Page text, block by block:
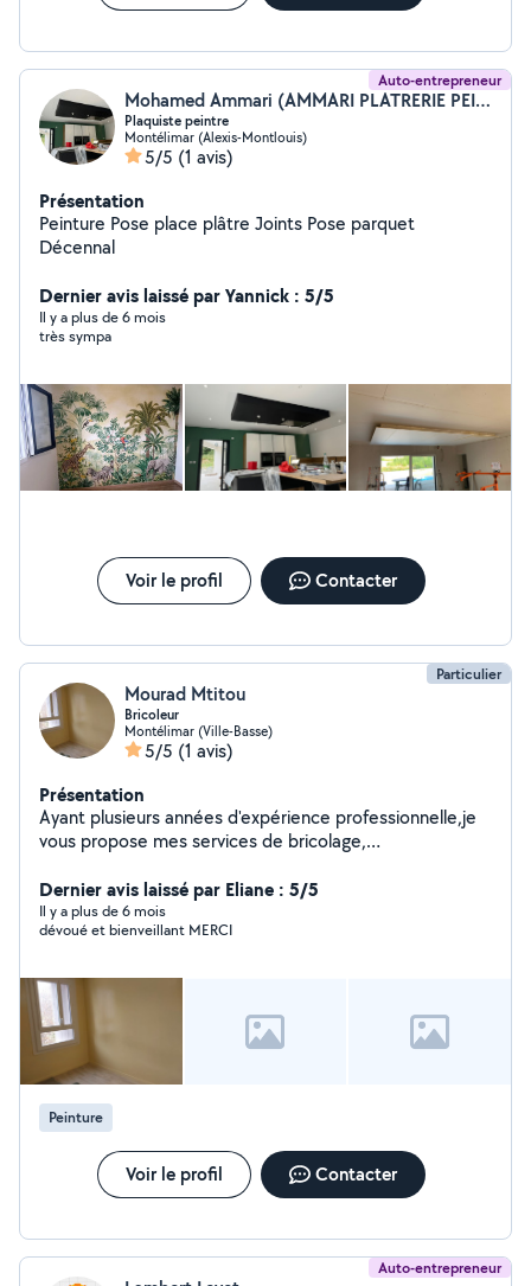
Auto-entrepreneur
Mohamed Ammari (AMMARI PLATRERIE PEINTURE)
Plaquiste peintre
Montélimar (Alexis-Montlouis)
5/5 (1 avis)
Présentation
Peinture Pose place plâtre Joints Pose parquet
Décennal
Dernier avis laissé par Yannick : 5/5
Il y a plus de 6 mois
très sympa
Voir le profil Contacter
Particulier
Mourad Mtitou
Bricoleur
Montélimar (Ville-Basse)
5/5 (1 avis)
Présentation
Ayant plusieurs années d'expérience professionnelle,je
vous propose mes services de bricolage,
,serrurerie porte et fenêtres aluminium ( déplacement
gratuit me contacter en privé
Dernier avis laissé par Eliane : 5/5
Il y a plus de 6 mois
dévoué et bienveillant MERCI
Peinture
Voir le profil Contacter
Auto-entrepreneur